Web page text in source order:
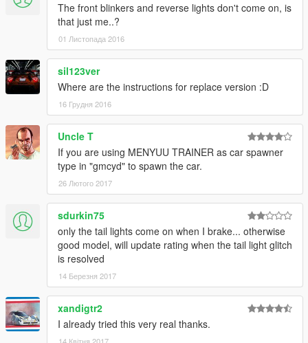
The front blinkers and reverse lights don't come on, is
that just me..?
01 Листопада 2016
sil123ver
Where are the instructions for replace version :D
16 Грудня 2016
Uncle T
If you are using MENYUU TRAINER as car spawner
type in "gmcyd" to spawn the car.
26 Лютого 2017
sdurkin75
only the tail lights come on when I brake... otherwise
good model, will update rating when the tail light glitch
is resolved
14 Березня 2017
xandigtr2
I already tried this very real thanks.